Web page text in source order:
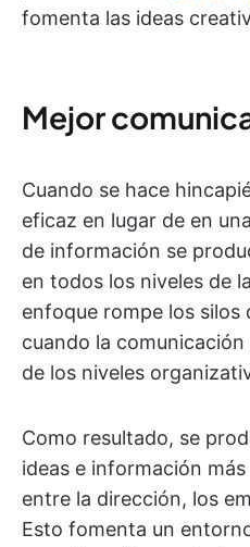
fomenta las ideas
Mejor
Cuando se hace
eficaz en lugar de en
de información se
en todos los niveles de
enfoque rompe los silos
cuando la
de los niveles
Como resultado, se
ideas e información
entre la dirección, los
Esto fomenta un